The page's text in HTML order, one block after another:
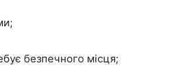
безпечного місця;